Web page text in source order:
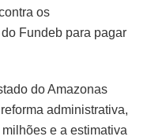
os
Fundeb para pagar
do Amazonas
administrativa,
e a estimativa